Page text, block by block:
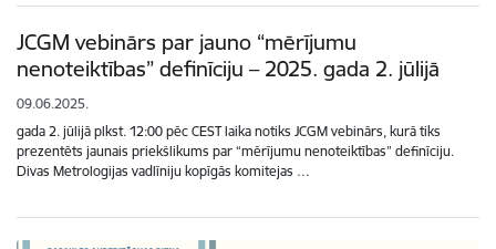
JCGM vebinārs par jauno “mērījumu
nenoteiktības” definīciju – 2025. gada 2. jūlijā
09.06.2025.
gada 2. jūlijā plkst. 12:00 pēc CEST laika notiks JCGM vebinārs, kurā tiks
prezentēts jaunais priekšlikums par “mērījumu nenoteiktības” definīciju.
Divas Metrologijas vadlīniju kopīgās komitejas …